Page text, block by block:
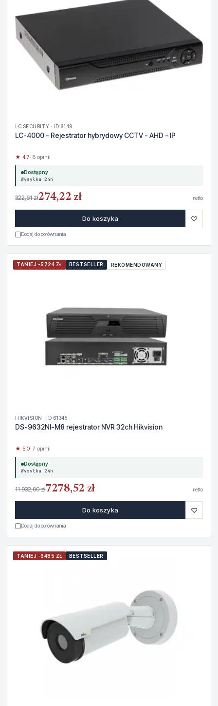
LC SECURITY · ID 8149
LC-4000 - Rejestrator hybrydowy CCTV - AHD - IP
★ 4.7· 8 opinii
Dostępny
Wysyłka 24h
322,61 zł274,22 zł netto
Do koszyka ♡
Dodaj do porównania
TANIEJ -5724 ZŁ BESTSELLER REKOMENDOWANY
HIKVISION · ID 61345
DS-9632NI-M8 rejestrator NVR 32ch Hikvision
★ 5.0· 7 opinii
Dostępny
Wysyłka 24h
11 932,00 zł7278,52 zł netto
Do koszyka ♡
Dodaj do porównania
TANIEJ -6485 ZŁ BESTSELLER